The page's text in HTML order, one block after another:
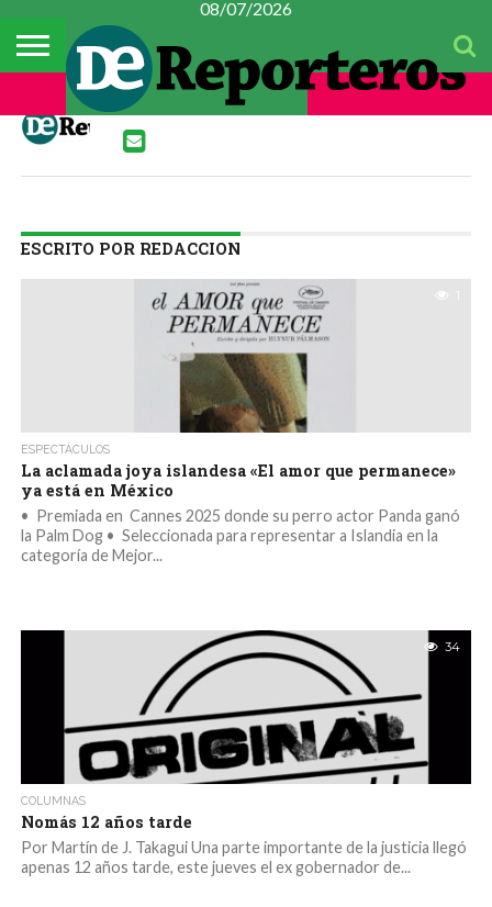
TEMAS
DEL
#CONSTITUYENTE
MÉXICO
METROPOLI
POLICIACA
ESPECTÁCULOS
CULTURA
FINANZAS
CIENCIA Y
TECNOLOGÍA
MUJER
08/07/2026
REDACCION
ESCRITO POR REDACCION
1
ESPECTÁCULOS
La aclamada joya islandesa «El amor que permanece»
ya está en México
•⁠ ⁠Premiada en Cannes 2025 donde su perro actor Panda ganó
la Palm Dog •⁠ ⁠Seleccionada para representar a Islandia en la
categoría de Mejor...
34
COLUMNAS
Nomás 12 años tarde
Por Martín de J. Takagui Una parte importante de la justicia llegó
apenas 12 años tarde, este jueves el ex gobernador de...